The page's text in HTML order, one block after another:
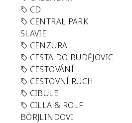
CD
CENTRAL PARK
SLAVIE
CENZURA
CESTA DO BUDĚJOVIC
CESTOVÁNÍ
CESTOVNÍ RUCH
CIBULE
CILLA & ROLF
BÖRJLINDOVI